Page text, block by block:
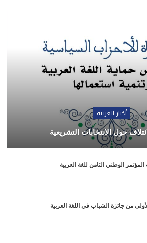
أخبار العربية
حول الانتخابات التشريعية
الوطني الثامن للغة العربية
من جائزة الشباب في اللغة العربية